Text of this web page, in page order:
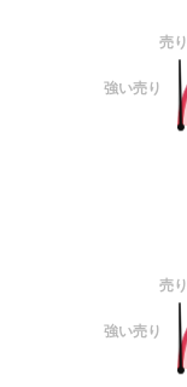
売り
強い売り
売り
強い売り